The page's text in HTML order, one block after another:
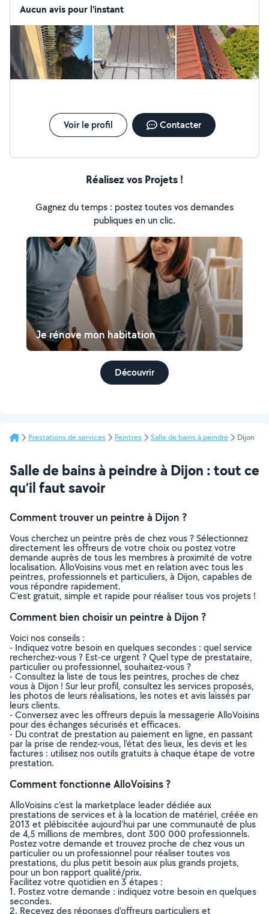
Aucun avis pour l'instant
Voir le profil Contacter
Réalisez vos Projets !
Gagnez du temps : postez toutes vos demandes
publiques en un clic.
Je rénove mon habitation
Découvrir
Prestations de services Peintres Salle de bains à peindre Dijon
Salle de bains à peindre à Dijon : tout ce
qu’il faut savoir
Comment trouver un peintre à Dijon ?
Vous cherchez un peintre près de chez vous ? Sélectionnez
directement les offreurs de votre choix ou postez votre
demande auprès de tous les membres à proximité de votre
localisation. AlloVoisins vous met en relation avec tous les
peintres, professionnels et particuliers, à Dijon, capables de
vous répondre rapidement.
C’est gratuit, simple et rapide pour réaliser tous vos projets !
Comment bien choisir un peintre à Dijon ?
Voici nos conseils :
- Indiquez votre besoin en quelques secondes : quel service
recherchez-vous ? Est-ce urgent ? Quel type de prestataire,
particulier ou professionnel, souhaitez-vous ?
- Consultez la liste de tous les peintres, proches de chez
vous à Dijon ! Sur leur profil, consultez les services proposés,
les photos de leurs réalisations, les notes et avis laissés par
leurs clients.
- Conversez avec les offreurs depuis la messagerie AlloVoisins
pour des échanges sécurisés et efficaces.
- Du contrat de prestation au paiement en ligne, en passant
par la prise de rendez-vous, l’état des lieux, les devis et les
factures : utilisez nos outils gratuits à chaque étape de votre
prestation.
Comment fonctionne AlloVoisins ?
AlloVoisins c’est la marketplace leader dédiée aux
prestations de services et à la location de matériel, créée en
2013 et plébiscitée aujourd’hui par une communauté de plus
de 4,5 millions de membres, dont 300 000 professionnels.
Postez votre demande et trouvez proche de chez vous un
particulier ou un professionnel pour réaliser toutes vos
prestations, du plus petit besoin aux plus grands projets,
pour un bon rapport qualité/prix.
Facilitez votre quotidien en 3 étapes :
1. Postez votre demande : indiquez votre besoin en quelques
secondes.
2. Recevez des réponses d’offreurs particuliers et